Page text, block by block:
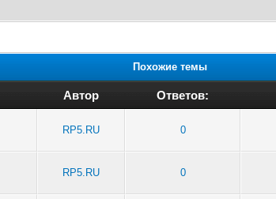
Похожие темы
Автор Ответов:
RP5.RU 0
RP5.RU 0